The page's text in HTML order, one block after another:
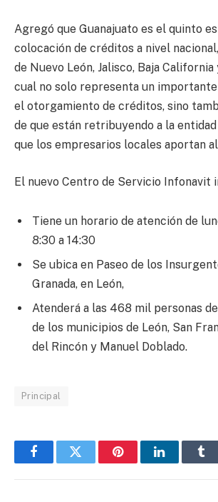
Agregó que Guanajuato es el quinto
colocación de créditos a nivel
de Nuevo León, Jalisco, Baja California
cual no solo representa un
el otorgamiento de créditos, sino
de que están retribuyendo a la
que los empresarios locales aportan
El nuevo Centro de Servicio Infonavit
Tiene un horario de atención de
8:30 a 14:30
Se ubica en Paseo de los
Granada, en León,
Atenderá a las 468 mil personas
de los municipios de León, San
del Rincón y Manuel Doblado.
Principal
FacebookTwitter PinterestLinkedIn